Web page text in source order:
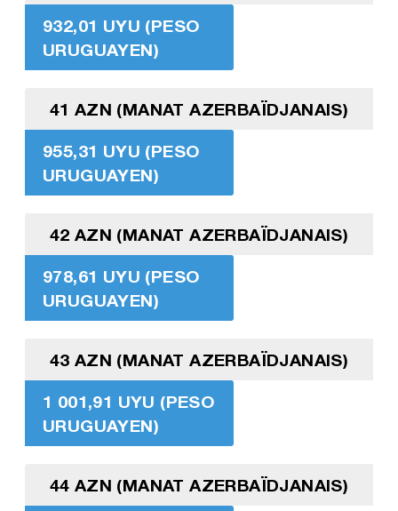
932,01 UYU (PESO
URUGUAYEN)
41 AZN (MANAT AZERBAÏDJANAIS)
955,31 UYU (PESO
URUGUAYEN)
42 AZN (MANAT AZERBAÏDJANAIS)
978,61 UYU (PESO
URUGUAYEN)
43 AZN (MANAT AZERBAÏDJANAIS)
1 001,91 UYU (PESO
URUGUAYEN)
44 AZN (MANAT AZERBAÏDJANAIS)